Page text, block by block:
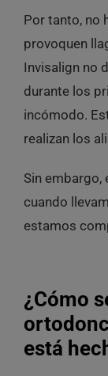
Por tanto, no
provoquen
Invisalign no
durante los
incómodo.
realizan los
Sin embargo,
cuando
estamos
¿Cómo
está